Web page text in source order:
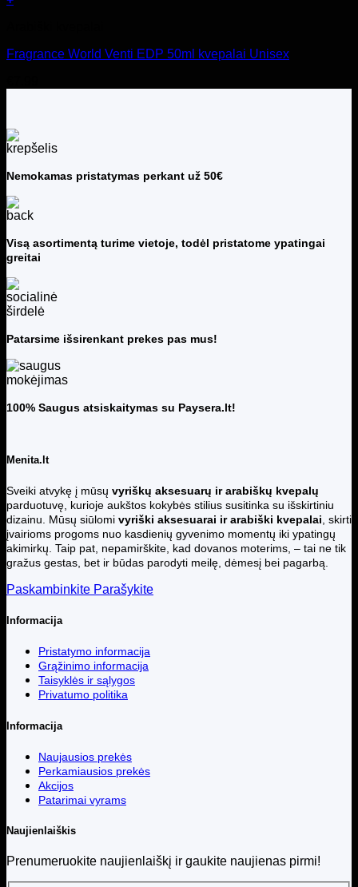
Fragrance World Venti EDP 50ml kvepalai Unisex
Nemokamas pristatymas perkant už 50€
Visą asortimentą turime vietoje, todėl pristatome ypatingai
greitai
Patarsime išsirenkant prekes pas mus!
100% Saugus atsiskaitymas su Paysera.lt!
Menita.lt
Sveiki atvykę į mūsų vyriškų aksesuarų ir arabiškų kvepalų
parduotuvę, kurioje aukštos kokybės stilius susitinka su išskirtiniu
dizainu. Mūsų siūlomi vyriški aksesuarai ir arabiški kvepalai , skirti
įvairioms progoms nuo kasdienių gyvenimo momentų iki ypatingų
akimirkų. Taip pat, nepamirškite, kad dovanos moterims, – tai ne tik
gražus gestas, bet ir būdas parodyti meilę, dėmesį bei pagarbą.
Paskambinkite Parašykite
Informacija
Pristatymo informacija
Grąžinimo informacija
Taisyklės ir sąlygos
Privatumo politika
Informacija
Naujausios prekės
Perkamiausios prekės
Akcijos
Patarimai vyrams
Naujienlaiškis
Prenumeruokite naujienlaiškį ir gaukite naujienas pirmi!